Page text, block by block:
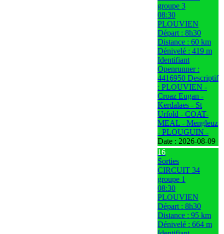
groupe 3
08:30
PLOUVIEN
Départ : 8h30
Distance : 60 km
Dénivelé : 419 m
Identifiant
Openrunner :
4416950 Descriptif
: PLOUVIEN -
Croaz Eugan -
Kerdalaes - St
Urfold - COAT-
MEAL - Mengleuz
- PLOUGUIN -
Date : 2026-08-09
16
Sorties
CIRCUIT 34
groupe 1
08:30
PLOUVIEN
Départ : 8h30
Distance : 95 km
Dénivelé : 664 m